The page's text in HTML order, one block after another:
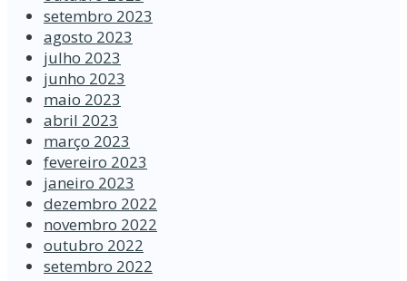
setembro 2023
agosto 2023
julho 2023
junho 2023
maio 2023
abril 2023
março 2023
fevereiro 2023
janeiro 2023
dezembro 2022
novembro 2022
outubro 2022
setembro 2022